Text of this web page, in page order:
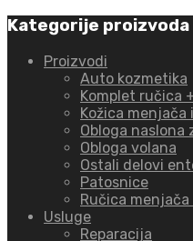
Kategorije proizvoda
Proizvodi
Auto kozmetika
Komplet ručica
Kožica menjača
Obloga naslona
Obloga volana
Ostali delovi
Patosnice
Ručica menjača
Usluge
Reparacija